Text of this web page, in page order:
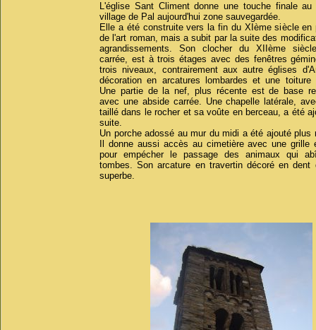
L'église Sant Climent donne une touche finale au
village de Pal aujourd'hui zone sauvegardée.
Elle a été construite vers la fin du XIème siècle en
de l'art roman, mais a subit par la suite des
agrandissements. Son clocher du XIIème
carrée, est à trois étages avec des fenêtres
trois niveaux, contrairement aux autre églises
décoration en arcatures lombardes et une toiture
Une partie de la nef, plus récente est de base
avec une abside carrée. Une chapelle latérale,
taillé dans le rocher et sa voûte en berceau, a été
suite.
Un porche adossé au mur du midi a été ajouté plus
Il donne aussi accès au cimetière avec une grille
pour empécher le passage des animaux qui
tombes. Son arcature en travertin décoré en
superbe.